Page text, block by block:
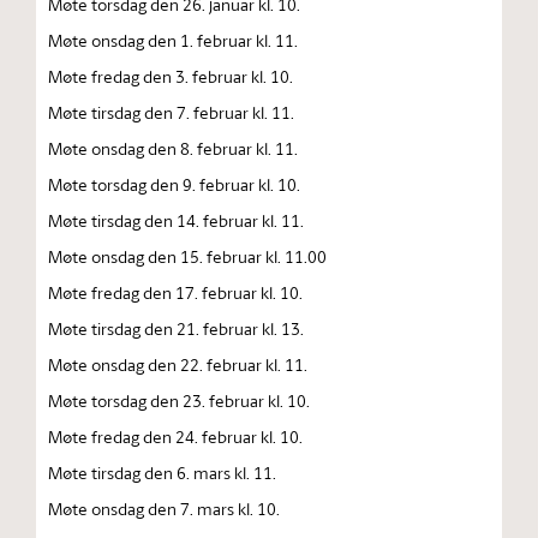
Møte onsdag den 1. februar kl. 11.
Møte fredag den 3. februar kl. 10.
Møte tirsdag den 7. februar kl. 11.
Møte onsdag den 8. februar kl. 11.
Møte torsdag den 9. februar kl. 10.
Møte tirsdag den 14. februar kl. 11.
Møte onsdag den 15. februar kl. 11.00
Møte fredag den 17. februar kl. 10.
Møte tirsdag den 21. februar kl. 13.
Møte onsdag den 22. februar kl. 11.
Møte torsdag den 23. februar kl. 10.
Møte fredag den 24. februar kl. 10.
Møte tirsdag den 6. mars kl. 11.
Møte onsdag den 7. mars kl. 10.